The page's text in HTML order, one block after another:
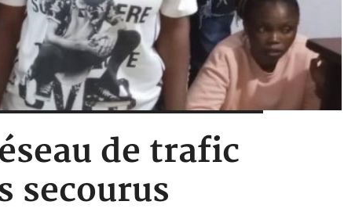
de trafic
secourus